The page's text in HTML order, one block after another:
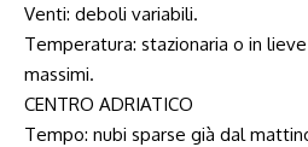
Venti: deboli variabili.
Temperatura: stazionaria o in
massimi.
CENTRO ADRIATICO
Tempo: nubi sparse già dal